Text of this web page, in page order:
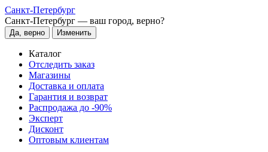
Санкт-Петербург
Санкт-Петербург — ваш город, верно?
Да, верно Изменить
Каталог
Отследить заказ
Магазины
Доставка и оплата
Гарантия и возврат
Распродажа до -90%
Эксперт
Дисконт
Оптовым клиентам